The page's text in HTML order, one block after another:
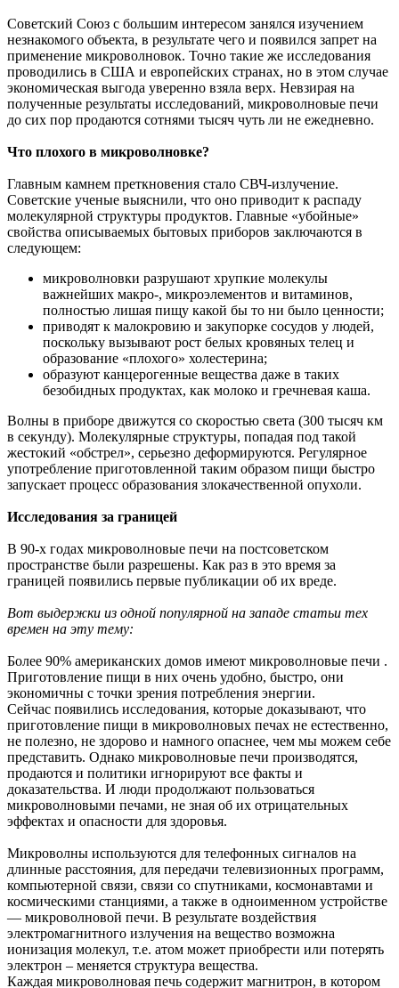
Советский Союз с большим интересом занялся изучением
незнакомого объекта, в результате чего и появился запрет на
применение микроволновок. Точно такие же исследования
проводились в США и европейских странах, но в этом случае
экономическая выгода уверенно взяла верх. Невзирая на
полученные результаты исследований, микроволновые печи
до сих пор продаются сотнями тысяч чуть ли не ежедневно.
Что плохого в микроволновке?
Главным камнем преткновения стало СВЧ-излучение.
Советские ученые выяснили, что оно приводит к распаду
молекулярной структуры продуктов. Главные «убойные»
свойства описываемых бытовых приборов заключаются в
следующем:
микроволновки разрушают хрупкие молекулы
важнейших макро-, микроэлементов и витаминов,
полностью лишая пищу какой бы то ни было ценности;
приводят к малокровию и закупорке сосудов у людей,
поскольку вызывают рост белых кровяных телец и
образование «плохого» холестерина;
образуют канцерогенные вещества даже в таких
безобидных продуктах, как молоко и гречневая каша.
Волны в приборе движутся со скоростью света (300 тысяч км
в секунду). Молекулярные структуры, попадая под такой
жестокий «обстрел», серьезно деформируются. Регулярное
употребление приготовленной таким образом пищи быстро
запускает процесс образования злокачественной опухоли.
Исследования за границей
В 90-х годах микроволновые печи на постсоветском
пространстве были разрешены. Как раз в это время за
границей появились первые публикации об их вреде.
Вот выдержки из одной популярной на западе статьи тех
времен на эту тему:
Более 90% американских домов имеют микроволновые печи .
Приготовление пищи в них очень удобно, быстро, они
экономичны с точки зрения потребления энергии.
Сейчас появились исследования, которые доказывают, что
приготовление пищи в микроволновых печах не естественно,
не полезно, не здорово и намного опаснее, чем мы можем себе
представить. Однако микроволновые печи производятся,
продаются и политики игнорируют все факты и
доказательства. И люди продолжают пользоваться
микроволновыми печами, не зная об их отрицательных
эффектах и опасности для здоровья.
Микроволны используются для телефонных сигналов на
длинные расстояния, для передачи телевизионных программ,
компьютерной связи, связи со спутниками, космонавтами и
космическими станциями, а также в одноименном устройстве
— микроволновой печи. B результате воздействия
электромагнитного излучения на вещество возможна
ионизация молекул, т.е. атом может приобрести или потерять
электрон – меняется структура вещества.
Каждая микроволновая печь содержит магнитрон, в котором